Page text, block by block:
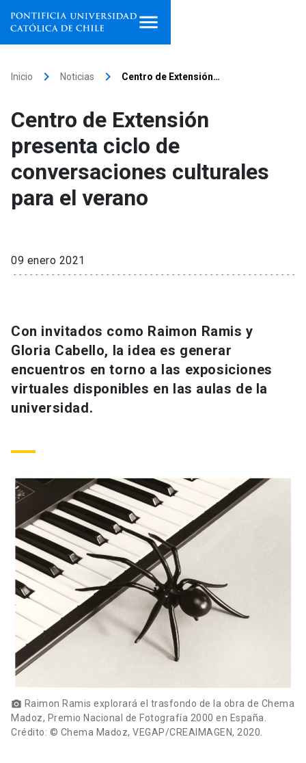
Facultades, escuelas e
institutos
Investigación
Información para keyboard_arrow_down
Futuros estudiantes
Académicos
Personal
Alumni launch
Padres y familia
Vecinos launch
Go to english site launch
Mi Cuenta UC launch
Correo UC launch
Mi Portal UC launch
Medios Biblioteca launch
Donaciones launch
Inicio keyboard_arrow_right Noticias keyboard_arrow_right Centro de Extensión…
Centro de Extensión
presenta ciclo de
conversaciones culturales
para el verano
09 enero 2021
Con invitados como Raimon Ramis y
Gloria Cabello, la idea es generar
encuentros en torno a las exposiciones
virtuales disponibles en las aulas de la
universidad.
photo_camera Raimon Ramis explorará el trasfondo de la obra de Chema
Madoz, Premio Nacional de Fotografía 2000 en España.
Crédito: © Chema Madoz, VEGAP/CREAIMAGEN, 2020.